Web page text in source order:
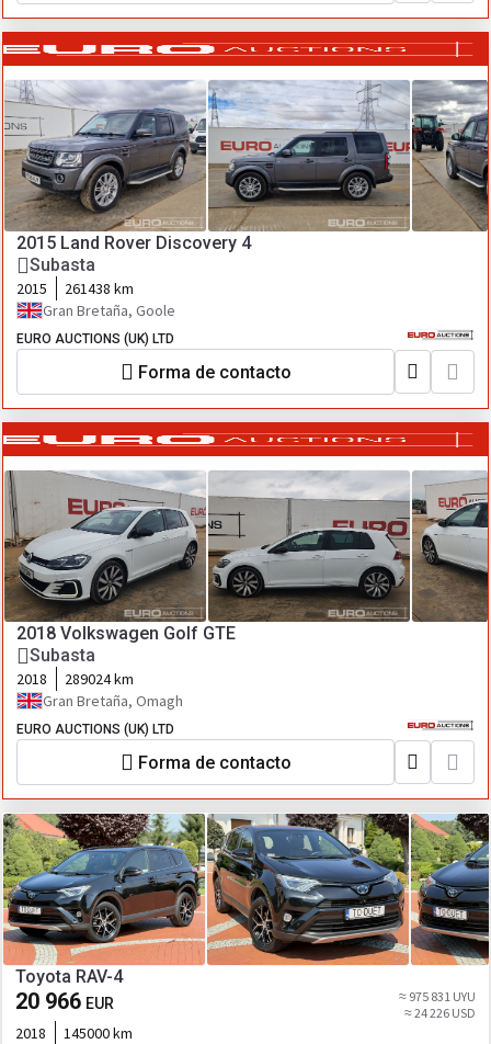
2015 Land Rover Discovery 4
Subasta
2015
261438 km
Gran Bretaña, Goole
EURO AUCTIONS (UK) LTD
Forma de contacto
2018 Volkswagen Golf GTE
Subasta
2018
289024 km
Gran Bretaña, Omagh
EURO AUCTIONS (UK) LTD
Forma de contacto
Toyota RAV-4
20 966 EUR
≈ 975 831 UYU
≈ 24 226 USD
2018
145000 km